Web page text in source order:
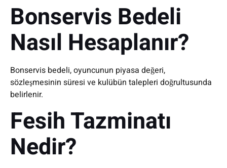
Bonservis Bedeli
Nasıl Hesaplanır?
Bonservis bedeli, oyuncunun piyasa değeri,
sözleşmesinin süresi ve kulübün talepleri doğrultusunda
belirlenir.
Fesih Tazminatı
Nedir?